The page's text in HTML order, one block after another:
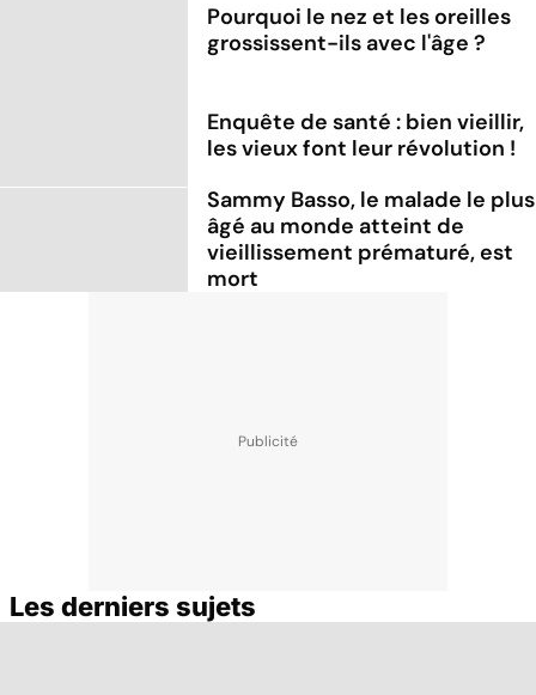
Pourquoi le nez et les oreilles
grossissent-ils avec l'âge ?
Enquête de santé : bien vieillir,
les vieux font leur révolution !
Sammy Basso, le malade le plus
âgé au monde atteint de
vieillissement prématuré, est
mort
Les derniers sujets